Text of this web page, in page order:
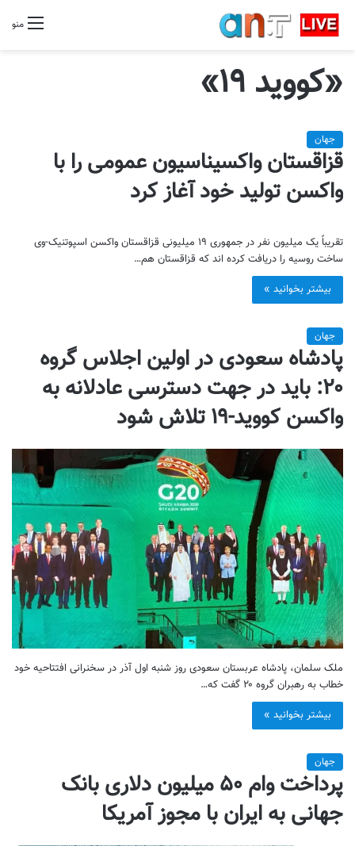
منو
«کووید ۱۹»
جهان
قزاقستان واکسیناسیون عمومی را با
واکسن تولید خود آغاز کرد
تقریباً یک میلیون نفر در جمهوری ۱۹ میلیونی قزاقستان واکسن اسپوتنیک-وی
ساخت روسیه را دریافت کرده اند که قزاقستان هم…
بیشتر بخوانید »
جهان
پادشاه سعودی در اولین اجلاس گروه
۲۰: باید در جهت دسترسی عادلانه به
واکسن کووید-۱۹ تلاش شود
ملک سلمان، پادشاه عربستان سعودی روز شنبه اول آذر در سخنرانی افتتاحیه خود
خطاب به رهبران گروه ۲۰ گفت که…
بیشتر بخوانید »
جهان
پرداخت وام ۵۰ میلیون دلاری بانک
جهانی به ایران با مجوز آمریکا